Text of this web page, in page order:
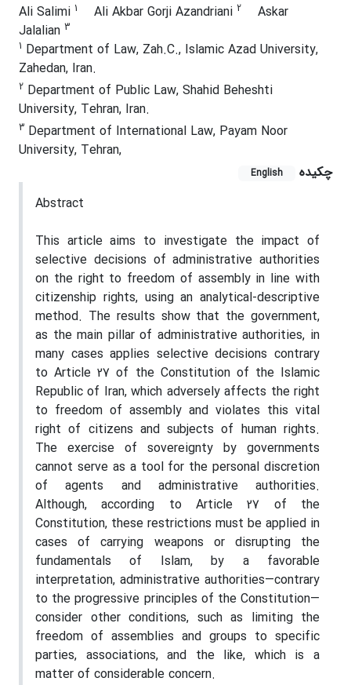
Ali Salimi 1 Ali Akbar Gorji Azandriani 2
Askar
Jalalian 3
1 Department of Law, Zah.C., Islamic Azad University,
Zahedan, Iran.
2 Department of Public Law, Shahid Beheshti
University, Tehran, Iran.
3 Department of International Law, Payam Noor
University, Tehran,
چکیده
English
Abstract
This article aims to investigate the impact of
selective decisions of administrative authorities
on the right to freedom of assembly in line with
citizenship rights, using an analytical-descriptive
method. The results show that the government,
as the main pillar of administrative authorities, in
many cases applies selective decisions contrary
to Article 27 of the Constitution of the Islamic
Republic of Iran, which adversely affects the right
to freedom of assembly and violates this vital
right of citizens and subjects of human rights.
The exercise of sovereignty by governments
cannot serve as a tool for the personal discretion
of agents and administrative authorities.
Although, according to Article 27 of the
Constitution, these restrictions must be applied in
cases of carrying weapons or disrupting the
fundamentals of Islam, by a favorable
interpretation, administrative authorities—contrary
to the progressive principles of the Constitution—
consider other conditions, such as limiting the
freedom of assemblies and groups to specific
parties, associations, and the like, which is a
matter of considerable concern.